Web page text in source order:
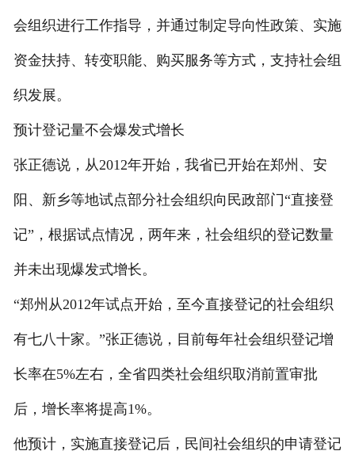
会组织进行工作指导，并通过制定导向性政策、实施
资金扶持、转变职能、购买服务等方式，支持社会组
织发展。
预计登记量不会爆发式增长
张正德说，从2012年开始，我省已开始在郑州、安
阳、新乡等地试点部分社会组织向民政部门“直接登
记”，根据试点情况，两年来，社会组织的登记数量
并未出现爆发式增长。
“郑州从2012年试点开始，至今直接登记的社会组织
有七八十家。”张正德说，目前每年社会组织登记增
长率在5%左右，全省四类社会组织取消前置审批
后，增长率将提高1%。
他预计，实施直接登记后，民间社会组织的申请登记